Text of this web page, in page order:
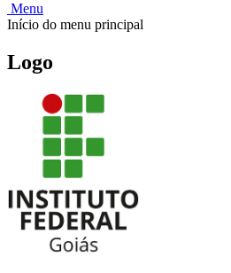
Menu
Início do menu principal
Logo